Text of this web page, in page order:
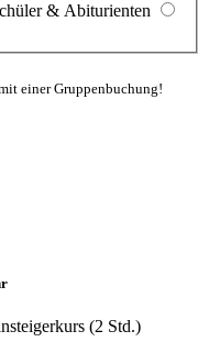
& Abiturienten
einer Gruppenbuchung!
(2 Std.)